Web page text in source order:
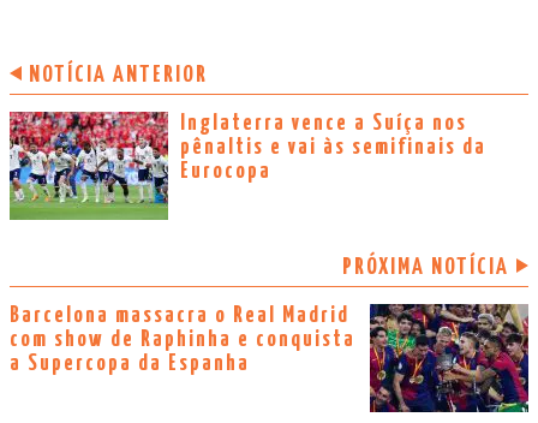
NOTÍCIA ANTERIOR
Inglaterra vence a Suíça nos
pênaltis e vai às semifinais da
Eurocopa
PRÓXIMA NOTÍCIA
Barcelona massacra o Real Madrid
com show de Raphinha e conquista
a Supercopa da Espanha